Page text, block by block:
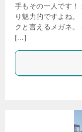
手もその一人です
り魅力的ですよね
クと言えるメガネ
[…]